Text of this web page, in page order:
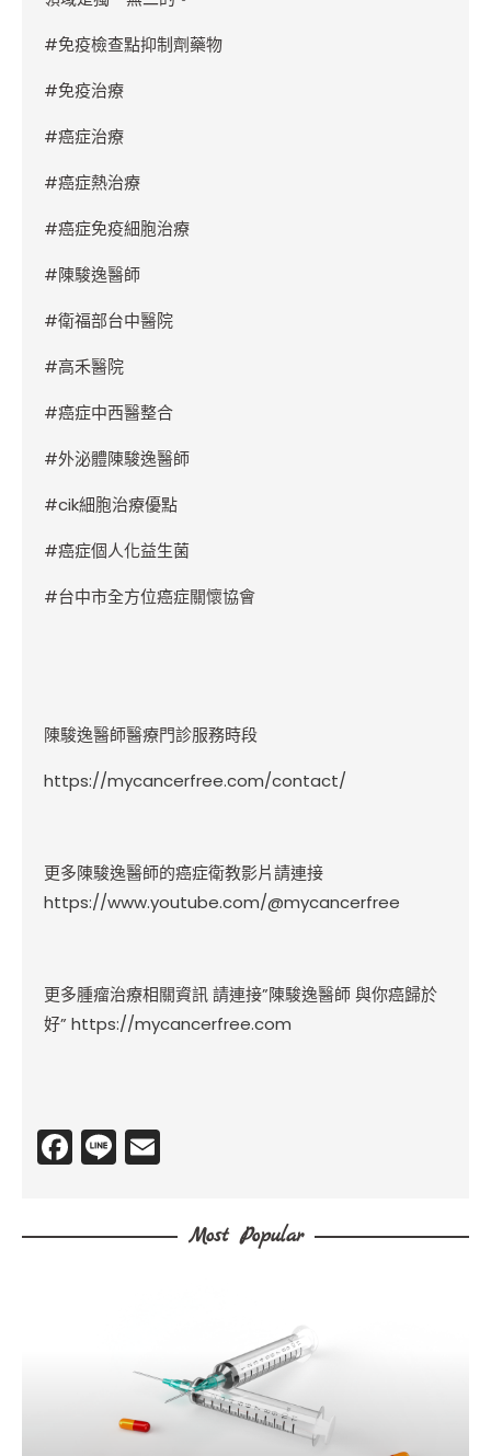
#免疫檢查點抑制劑藥物
#免疫治療
#癌症治療
#癌症熱治療
#癌症免疫細胞治療
#陳駿逸醫師
#衛福部台中醫院
#高禾醫院
#癌症中西醫整合
#外泌體陳駿逸醫師
#cik細胞治療優點
#癌症個人化益生菌
#台中市全方位癌症關懷協會
陳駿逸醫師醫療門診服務時段
https://mycancerfree.com/contact/
更多陳駿逸醫師的癌症衛教影片請連接
https://www.youtube.com/@mycancerfree
更多腫瘤治療相關資訊 請連接”陳駿逸醫師 與你癌歸於
好” https://mycancerfree.com
F
a
e
Li
n
l Most Popular